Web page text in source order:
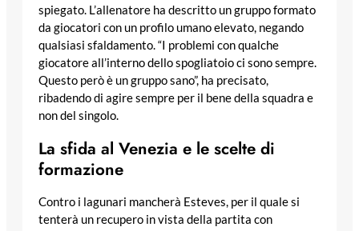
spiegato. L’allenatore ha descritto un gruppo formato
da giocatori con un profilo umano elevato, negando
qualsiasi sfaldamento. “I problemi con qualche
giocatore all’interno dello spogliatoio ci sono sempre.
Questo però è un gruppo sano”, ha precisato,
ribadendo di agire sempre per il bene della squadra e
non del singolo.
La sfida al Venezia e le scelte di
formazione
Contro i lagunari mancherà Esteves, per il quale si
tenterà un recupero in vista della partita con